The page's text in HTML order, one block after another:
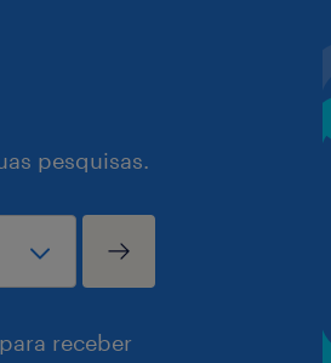
pesquisas.
receber